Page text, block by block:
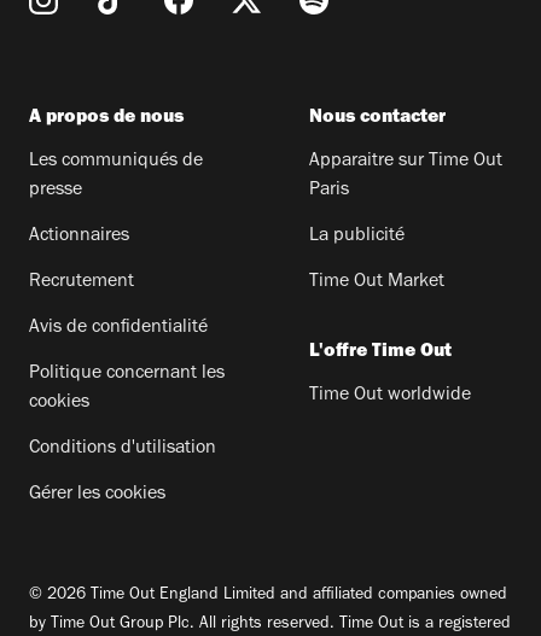
A propos de nous
Les communiqués de
presse
Actionnaires
Recrutement
Avis de confidentialité
Politique concernant les
cookies
Conditions d'utilisation
Gérer les cookies
Nous contacter
Apparaitre sur Time Out
Paris
La publicité
Time Out Market
L'offre Time Out
Time Out worldwide
© 2026 Time Out England Limited and affiliated companies owned
by Time Out Group Plc. All rights reserved. Time Out is a registered